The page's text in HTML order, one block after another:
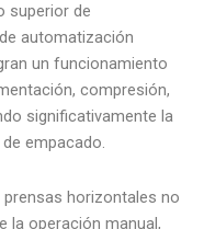
superior de
automatización
un funcionamiento
compresión,
significativamente la
empacado.
horizontales no
la operación manual,